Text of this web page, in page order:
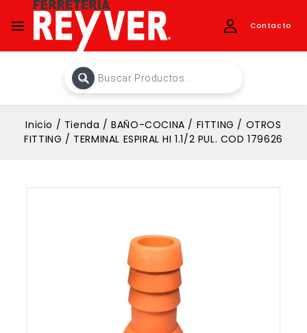
Contacto
Inicio / Tienda / BAÑO-COCINA / FITTING / OTROS
FITTING / TERMINAL ESPIRAL HI 1.1/2 PUL. COD 179626